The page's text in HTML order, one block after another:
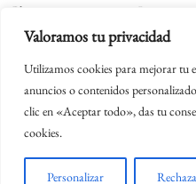
Valoramos tu privacidad
Utilizamos cookies para mejorar tu
anuncios o contenidos
clic en «Aceptar todo», das tu
cookies.
Personalizar
Blog
Tienda
Instagram
TikTok
Facebook
Política de Privacidad
Aviso Legal
Términos y Condiciones